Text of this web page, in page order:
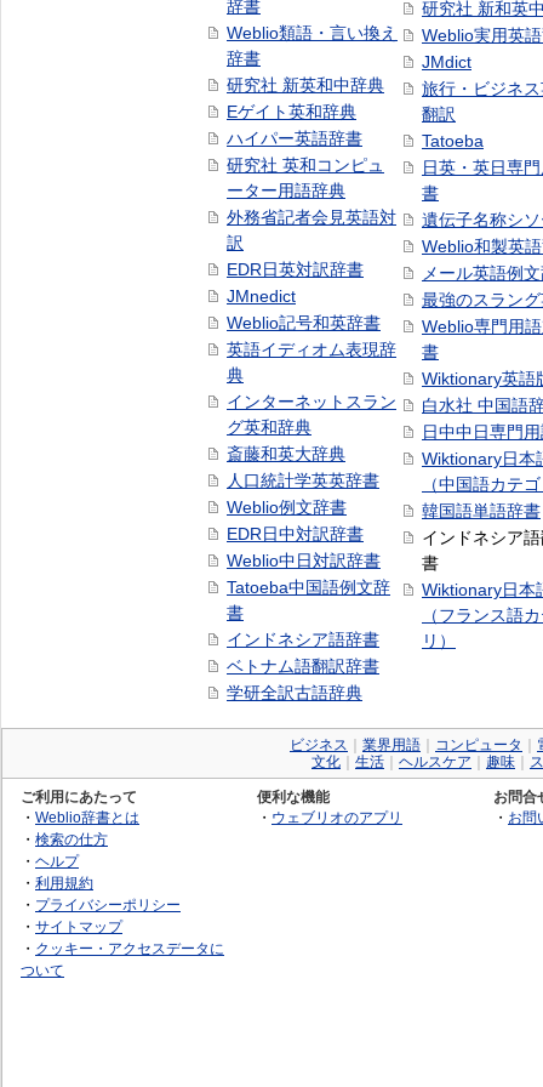
辞書
Weblio類語・言い換え
辞書
研究社 新英和中辞典
Eゲイト英和辞典
ハイパー英語辞書
研究社 英和コンピュ
ーター用語辞典
外務省記者会見英語対
訳
EDR日英対訳辞書
JMnedict
Weblio記号和英辞書
英語イディオム表現辞
典
インターネットスラン
グ英和辞典
斎藤和英大辞典
人口統計学英英辞書
Weblio例文辞書
EDR日中対訳辞書
Weblio中日対訳辞書
Tatoeba中国語例文辞
書
インドネシア語辞書
ベトナム語翻訳辞書
学研全訳古語辞典
研究社 新和英
Weblio実用英
JMdict
旅行・ビジネ
翻訳
Tatoeba
日英・英日専
書
遺伝子名称シ
Weblio和製英
メール英語例
最強のスラン
Weblio専門用
書
Wiktionary英語
白水社 中国語
日中中日専門
Wiktionary日本
（中国語カテ
韓国語単語辞書
インドネシア
書
Wiktionary日本
（フランス語
リ）
ビジネス 業界用語 コンピュータ
文化
生活 ヘルスケア 趣味
ご利用にあたって
・ Weblio辞書とは
・ 検索の仕方
・ ヘルプ
・ 利用規約
・ プライバシーポリシー
・ サイトマップ
・ クッキー・アクセスデータに
ついて
便利な機能
・ ウェブリオのアプリ
お問合
・ お問